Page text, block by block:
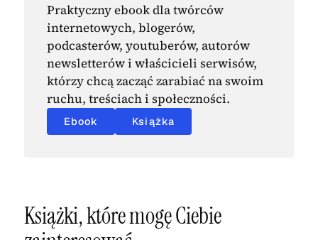
Praktyczny ebook dla twórców
internetowych, blogerów,
podcasterów, youtuberów, autorów
newsletterów i właścicieli serwisów,
którzy chcą zacząć zarabiać na swoim
ruchu, treściach i społeczności.
Ebook Książka
Książki, które mogę Ciebie